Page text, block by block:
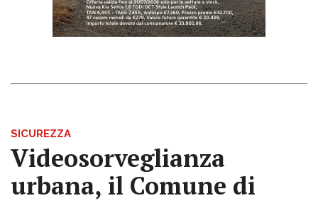
SICUREZZA
Videosorveglianza
urbana, il Comune di